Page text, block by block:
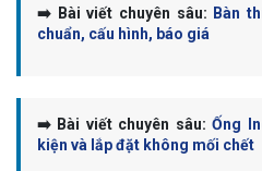
➡️ Bài viết chuyên sâu: Bàn
chuẩn, cấu hình, báo giá
➡️ Bài viết chuyên sâu: Ống
kiện và lắp đặt không mối chết